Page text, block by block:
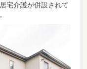
宅介護が併設されて